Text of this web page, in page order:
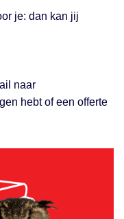
je: dan kan jij
naar
hebt of een offerte